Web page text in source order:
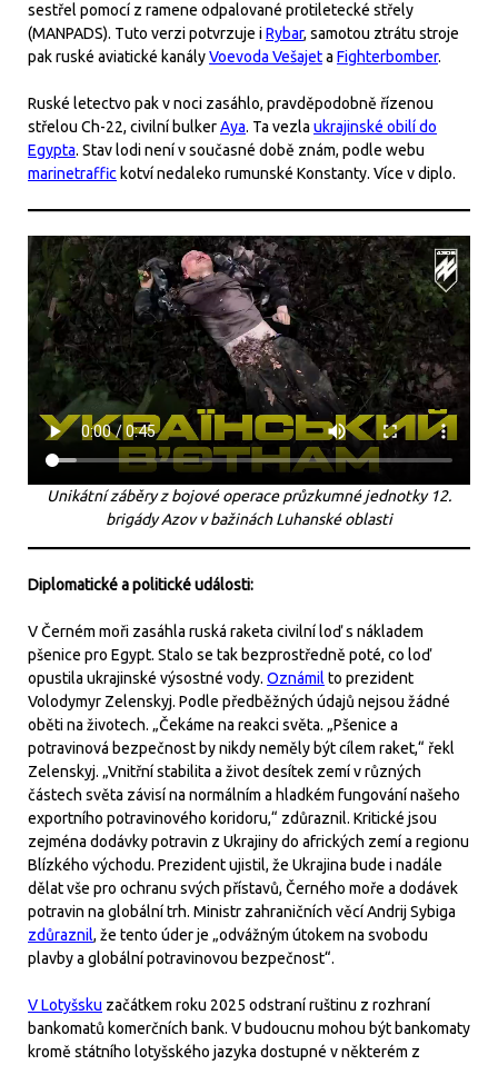
sestřel pomocí z ramene odpalované protiletecké střely
(MANPADS). Tuto verzi potvrzuje iRybar, samotou ztrátu stroje
pak ruské aviatické kanályVoevoda Vešajeta Fighterbomber.
Ruské letectvo pak v noci zasáhlo, pravděpodobně řízenou
střelou Ch-22, civilní bulkerAya. Ta vezla ukrajinské obilí do
Egypta. Stav lodi není v současné době znám, podle webu
marinetraffic kotví nedaleko rumunské Konstanty. Více v diplo.
Unikátní záběry z bojové operace průzkumné jednotky 12.
brigády Azov v bažinách Luhanské oblasti
Diplomatické a politické události:
V Černém moři zasáhla ruská raketa civilní loď s nákladem
pšenice pro Egypt. Stalo se tak bezprostředně poté, co loď
opustila ukrajinské výsostné vody. Oznámil to prezident
Volodymyr Zelenskyj. Podle předběžných údajů nejsou žádné
oběti na životech. „Čekáme na reakci světa. „Pšenice a
potravinová bezpečnost by nikdy neměly být cílem raket,“ řekl
Zelenskyj. „Vnitřní stabilita a život desítek zemí v různých
částech světa závisí na normálním a hladkém fungování našeho
exportního potravinového koridoru,“ zdůraznil. Kritické jsou
zejména dodávky potravin z Ukrajiny do afrických zemí a regionu
Blízkého východu. Prezident ujistil, že Ukrajina bude i nadále
dělat vše pro ochranu svých přístavů, Černého moře a dodávek
potravin na globální trh. Ministr zahraničních věcí Andrij Sybiga
zdůraznil, že tento úder je „odvážným útokem na svobodu
plavby a globální potravinovou bezpečnost“.
V Lotyšsku začátkem roku 2025 odstraní ruštinu z rozhraní
bankomatů komerčních bank. V budoucnu mohou být bankomaty
kromě státního lotyšského jazyka dostupné v některém z